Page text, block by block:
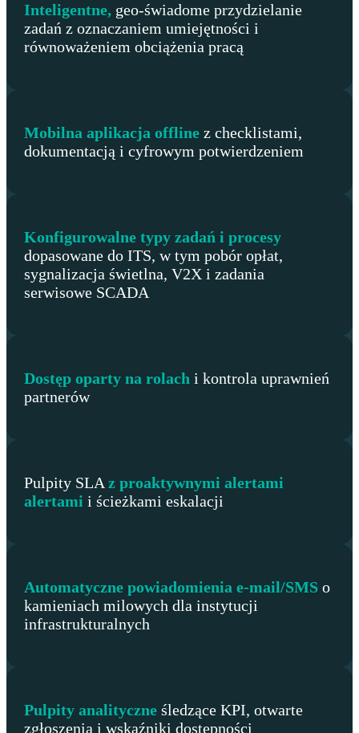
Inteligentne, geo-świadome przydzielanie
zadań z oznaczaniem umiejętności i
równoważeniem obciążenia pracą
Mobilna aplikacja offline z checklistami,
dokumentacją i cyfrowym potwierdzeniem
Konfigurowalne typy zadań i procesy
dopasowane do ITS, w tym pobór opłat,
sygnalizacja świetlna, V2X i zadania
serwisowe SCADA
Dostęp oparty na rolach i kontrola uprawnień
partnerów
Pulpity SLA z proaktywnymi alertami
alertami i ścieżkami eskalacji
Automatyczne powiadomienia e-mail/SMS o
kamieniach milowych dla instytucji
infrastrukturalnych
Pulpity analityczne śledzące KPI, otwarte
zgłoszenia i wskaźniki dostępności